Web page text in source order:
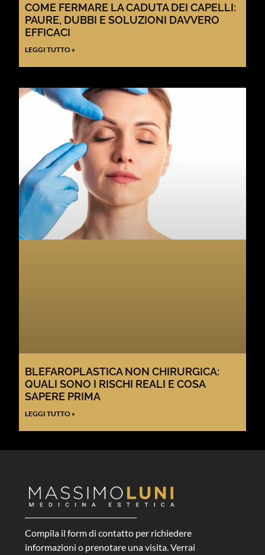
COME FERMARE LA CADUTA DEI CAPELLI:
PAURE, DUBBI E SOLUZIONI DAVVERO
EFFICACI
LEGGI TUTTO »
BLEFAROPLASTICA NON CHIRURGICA:
QUALI SONO I RISCHI REALI E COSA
SAPERE PRIMA
LEGGI TUTTO »
Compila il form di contatto per richiedere
informazioni o prenotare una visita. Verrai